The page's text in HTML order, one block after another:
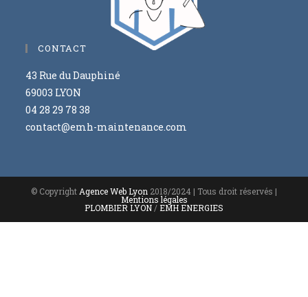
CONTACT
43 Rue du Dauphiné
69003 LYON
04 28 29 78 38
contact@emh-maintenance.com
© Copyright Agence Web Lyon 2018/2024 | Tous droit réservés |
Mentions légales
PLOMBIER LYON /EMH ENERGIES